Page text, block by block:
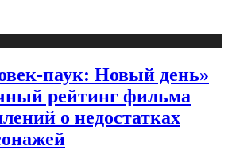
паук: Новый день»
рейтинг фильма
о недостатках